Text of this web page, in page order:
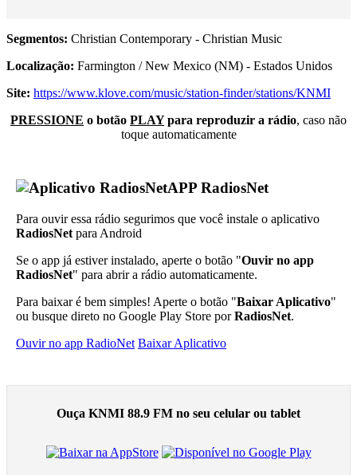
Segmentos: Christian Contemporary - Christian Music
Localização: Farmington / New Mexico (NM) - Estados Unidos
Site: https://www.klove.com/music/station-finder/stations/KNMI
PRESSIONE o botão PLAYpara reproduzir a rádio, caso não
toque automaticamente
APP RadiosNet
Para ouvir essa rádio segurimos que você instale o aplicativo
RadiosNet para Android
Se o app já estiver instalado, aperte o botão "Ouvir no app
RadiosNet" para abrir a rádio automaticamente.
Para baixar é bem simples! Aperte o botão "Baixar Aplicativo"
ou busque direto no Google Play Store porRadiosNet.
Ouvir no app RadioNet Baixar Aplicativo
Ouça KNMI 88.9 FM no seu celular ou tablet